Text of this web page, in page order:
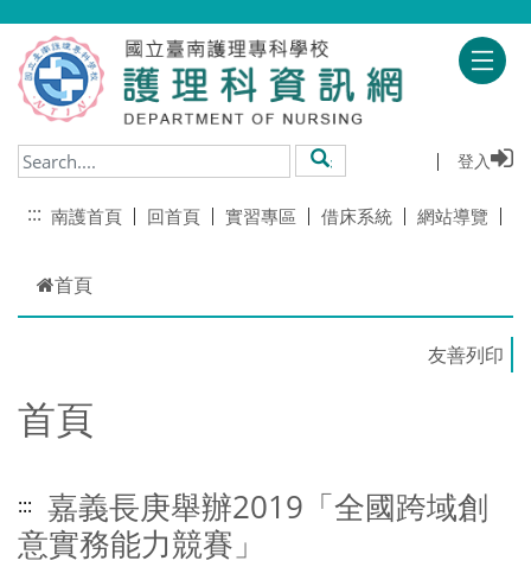
搜尋 登入
::: 南護首頁 回首頁 實習專區 借床系統 網站導覽
首頁
首頁
:::
嘉義長庚舉辦2019「全國跨域創
意實務能力競賽」